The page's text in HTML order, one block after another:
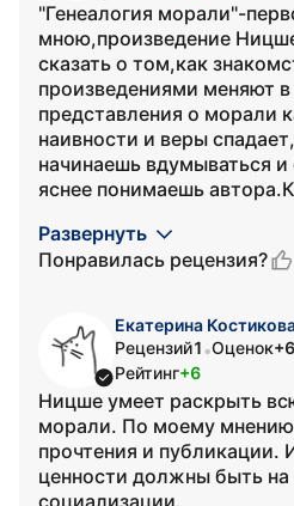
"Генеалогия морали"-
мною,произведение
сказать о том,как
произведениями меняют в
представления о морали
наивности и веры
начинаешь вдумываться
яснее понимаешь
Развернуть
Понравилась рецензия?
Екатерина
Рецензий1 •Оценок+6
Рейтинг+6
Ницше умеет раскрыть
морали. По моему
прочтения и публикации.
ценности должны быть
социализации.